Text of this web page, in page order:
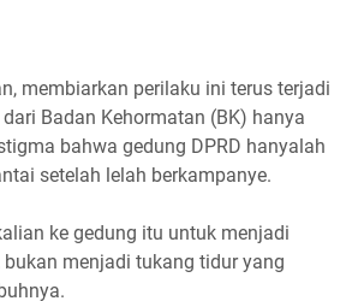
membiarkan perilaku ini terus terjadi
Badan Kehormatan (BK) hanya
bahwa gedung DPRD hanyalah
setelah lelah berkampanye.
ke gedung itu untuk menjadi
menjadi tukang tidur yang